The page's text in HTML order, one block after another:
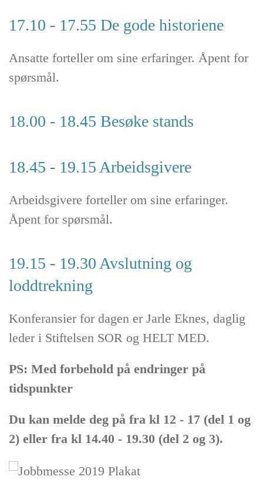
17.10 - 17.55 De gode historiene
Ansatte forteller om sine erfaringer. Åpent for
spørsmål.
18.00 - 18.45 Besøke stands
18.45 - 19.15 Arbeidsgivere
Arbeidsgivere forteller om sine erfaringer.
Åpent for spørsmål.
19.15 - 19.30 Avslutning og
loddtrekning
Konferansier for dagen er Jarle Eknes, daglig
leder i Stiftelsen SOR og HELT MED.
PS: Med forbehold på endringer på
tidspunkter
Du kan melde deg på fra kl 12 - 17 (del 1 og
2) eller fra kl 14.40 - 19.30 (del 2 og 3).